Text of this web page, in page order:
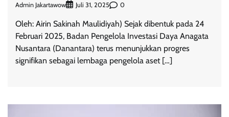
Admin Jakartawow Juli 31, 2025 0
Oleh: Airin Sakinah Maulidiyah) Sejak dibentuk pada 24
Februari 2025, Badan Pengelola Investasi Daya Anagata
Nusantara (Danantara) terus menunjukkan progres
signifikan sebagai lembaga pengelola aset […]